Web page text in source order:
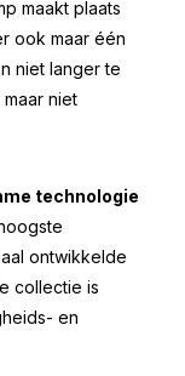
maakt plaats
ook maar één
niet langer te
niet
technologie
ontwikkelde
collectie is
en